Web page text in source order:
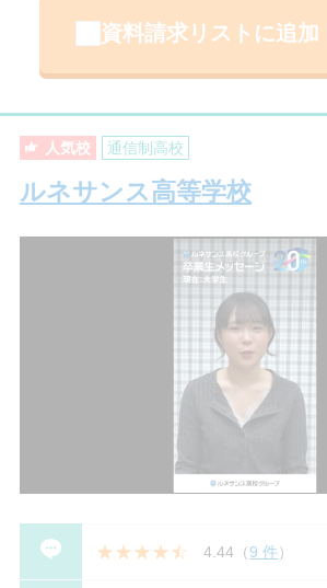
資料請求リストに追加
人気校 通信制高校
ルネサンス高等学校
4.44 （9 件）